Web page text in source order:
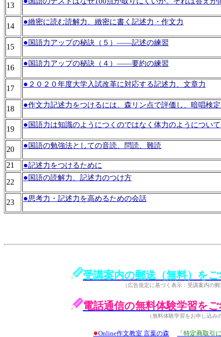
13
14
●緻密に読む読解力、緻密に書く記述力・作文力
15
● 国語力アップの秘訣（５）――記述の練習
16
● 国語力アップの秘訣（４）――要約の練習
17
● ２０２０年度大学入試改革に対応する記述力、文章力
18 ●作文力記述力をつけるには、森リン点で評価し、暗唱検
19
● 国語力は知識のようにつくのではなく体力のようについ
20 ● 国語の勉強法としての音読、問読、難読
21 ●記述力をつけるために
22
● 国語の読解力、記述力のつけ方
23 ●思考力・記述力を高めるための会話
受講案内の郵送（無料）を
（広告規定に基づく表示：受講案内の
電話通信の無料体験学習を
（無料体験学習をお申し込
●Online作文教室 言葉の森 「特定商取引